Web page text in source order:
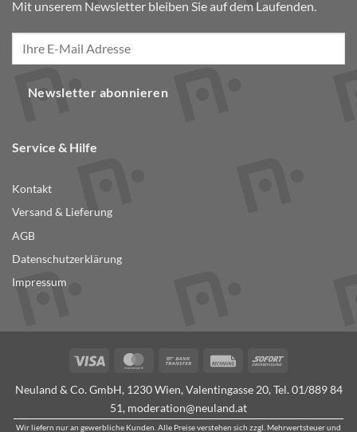
Mit unserem Newsletter bleiben Sie auf dem Laufenden.
Newsletter abonnieren
Service & Hilfe
Kontakt
Versand & Lieferung
AGB
Datenschutzerklärung
Impressum
Visa MasterCardBank
RechungSofort
Neuland & Co. GmbH, 1230 Wien, Valentingasse 20, Tel.01/889 84
51, moderation@neuland.at
Wir liefern nur an gewerbliche Kunden. Alle Preise verstehen sich zzgl. Mehrwertsteuer und